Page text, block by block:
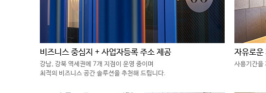
비즈니스 중심지 + 사업자등록 주소 제공
강남, 강북 역세권에 7개 지점이 운영 중이며
최적의 비즈니스 공간 솔루션을 추천해 드립니다.
자유로운
사용기간을